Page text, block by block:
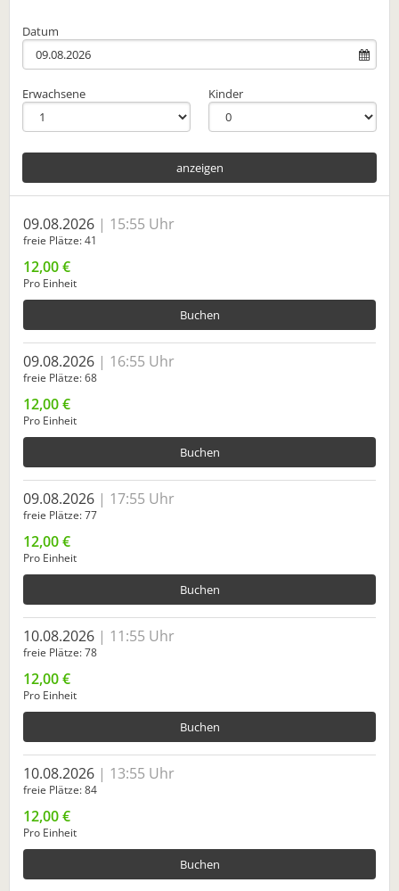
Datum
Erwachsene Kinder
anzeigen
09.08.2026 15:55 Uhr
freie Plätze 41
12,00 €
Pro Einheit
Buchen
09.08.2026 16:55 Uhr
freie Plätze 68
12,00 €
Pro Einheit
Buchen
09.08.2026 17:55 Uhr
freie Plätze 77
12,00 €
Pro Einheit
Buchen
10.08.2026 11:55 Uhr
freie Plätze 78
12,00 €
Pro Einheit
Buchen
10.08.2026 13:55 Uhr
freie Plätze 84
12,00 €
Pro Einheit
Buchen